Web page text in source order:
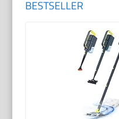
BESTSELLER